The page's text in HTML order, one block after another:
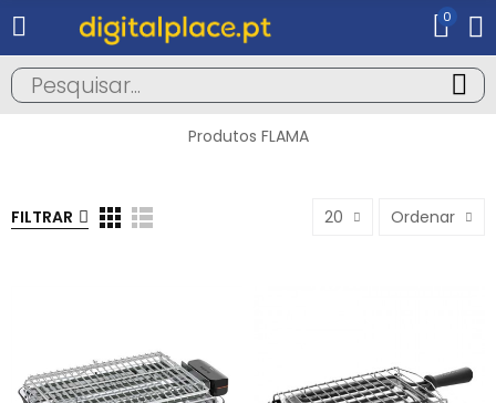
0
Produtos FLAMA
FILTRAR 20 Ordenar